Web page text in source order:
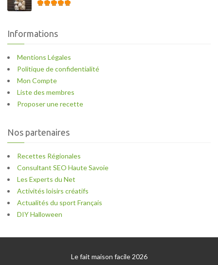
Informations
Mentions Légales
Politique de confidentialité
Mon Compte
Liste des membres
Proposer une recette
Nos partenaires
Recettes Régionales
Consultant SEO Haute Savoie
Les Experts du Net
Activités loisirs créatifs
Actualités du sport Français
DIY Halloween
Le fait maison facile 2026